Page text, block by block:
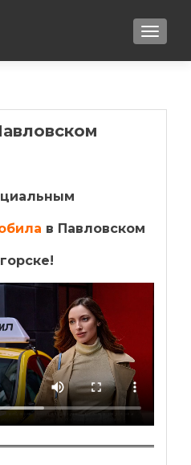
в Павловском